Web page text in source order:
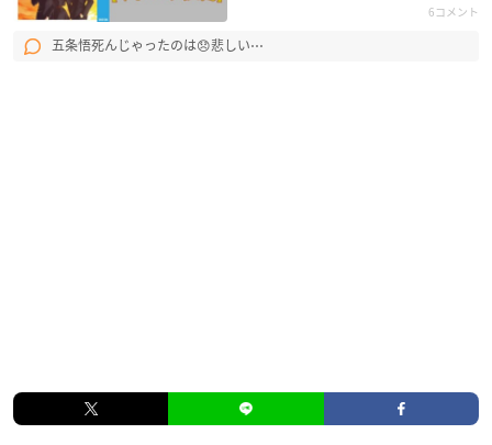
6コメント
五条悟死んじゃったのは😞悲しい⋯